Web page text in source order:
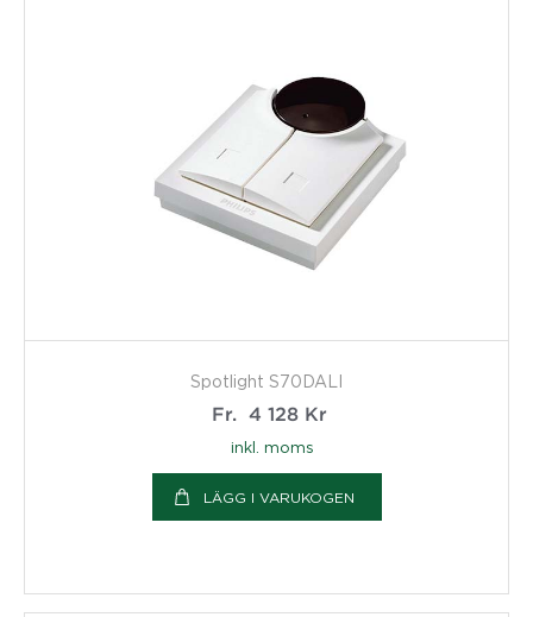
Spotlight S70DALI
Fr.
4 128 Kr
inkl. moms
LÄGG I VARUKOGEN